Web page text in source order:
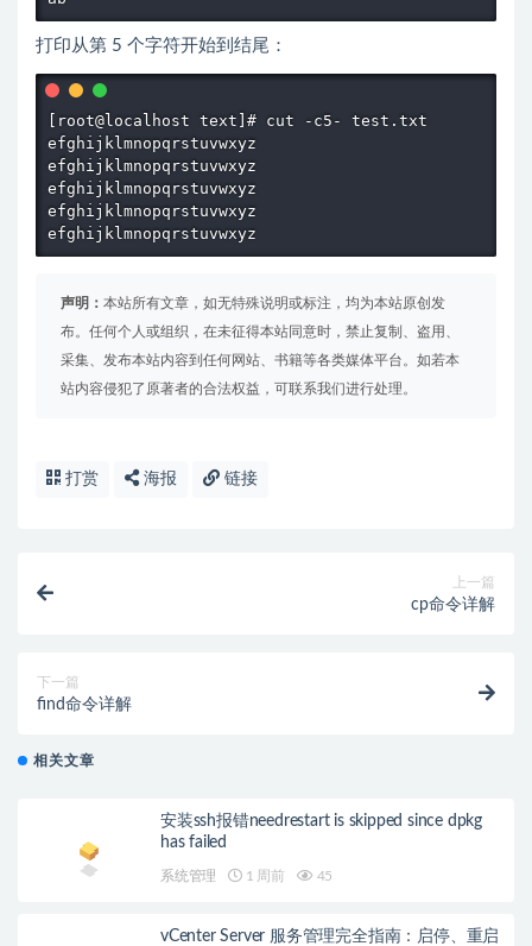
打印从第 5 个字符开始到结尾：
[root@localhost text]# cut -c5- test.txt
efghijklmnopqrstuvwxyz
efghijklmnopqrstuvwxyz
efghijklmnopqrstuvwxyz
efghijklmnopqrstuvwxyz
efghijklmnopqrstuvwxyz
声明： 本站所有文章，如无特殊说明或标注，均为本站原创发
布。任何个人或组织，在未征得本站同意时，禁止复制、盗用、
采集、发布本站内容到任何网站、书籍等各类媒体平台。如若本
站内容侵犯了原著者的合法权益，可联系我们进行处理。
打赏 海报 链接
上一篇
cp命令详解
下一篇
find命令详解
相关文章
安装ssh报错needrestart is skipped since dpkg
has failed
系统管理 1 周前 45
vCenter Server 服务管理完全指南：启停、重启